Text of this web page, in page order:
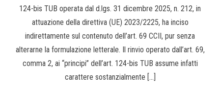
124-bis TUB operata dal d.lgs. 31 dicembre 2025, n. 212, in
attuazione della direttiva (UE) 2023/2225, ha inciso
indirettamente sul contenuto dell’art. 69 CCII, pur senza
alterarne la formulazione letterale. Il rinvio operato dall’art. 69,
comma 2, ai “principi” dell’art. 124-bis TUB assume infatti
carattere sostanzialmente […]